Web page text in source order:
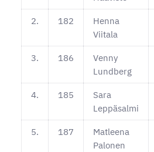
2. 182
Henna
Viitala
3. 186
Venny
Lundberg
4. 185
Sara
Leppäsalmi
5. 187
Matleena
Palonen